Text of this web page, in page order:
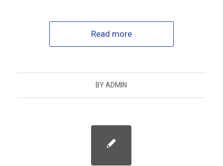
Read more
BYADMIN